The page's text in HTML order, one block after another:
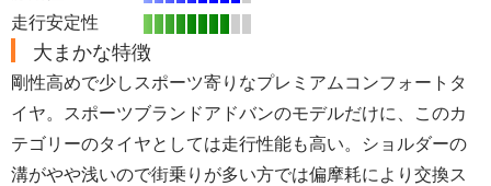
走行安定性
大まかな特徴
剛性高めで少しスポーツ寄りなプレミアムコンフォートタ
イヤ。スポーツブランドアドバンのモデルだけに、このカ
テゴリーのタイヤとしては走行性能も高い。ショルダーの
溝がやや浅いので街乗りが多い方では偏摩耗により交換ス